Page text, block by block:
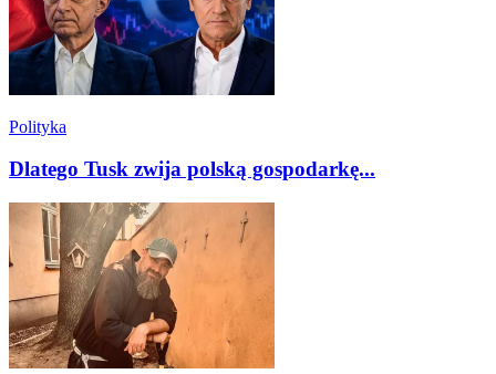
Polityka
Dlatego Tusk zwija polską gospodarkę...